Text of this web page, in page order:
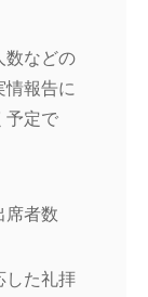
数などの
情報告に
予定で
席者数
した礼拝